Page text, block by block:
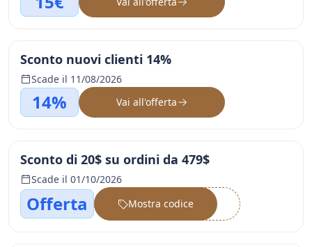
Sconto nuovi clienti 14%
Scade il 11/08/2026
14% Vai all'offerta
Sconto di 20$ su ordini da 479$
Scade il 01/10/2026
Offerta ••••••
Mostra codice